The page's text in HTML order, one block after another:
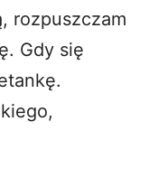
rozpuszczam
Gdy się